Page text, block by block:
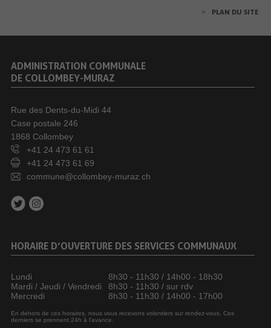
PLAN DU SITE
ADMINISTRATION COMMUNALE
DE COLLOMBEY-MURAZ
Rue des Dents-du-Midi 44
Case postale 246
1868 Collombey
+41 24 473 61 61
+41 24 473 61 69
commune@collombey-muraz.ch
HORAIRE D’OUVERTURE DES SERVICES COMMUNAUX
Lundi
8h30 - 11h30 / 14h00 - 18h30
Mardi / Jeudi / Vendredi
8h30 - 11h30 / sur rdv
Mercredi
8h30 - 11h30 / 14h00 - 17h00
En dehors de ces horaires, nous vous recevons volontiers sur rendez-vous. Ces
derniers se prennent 24h à l’avance.